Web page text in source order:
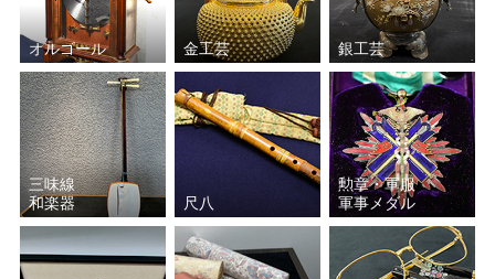
オルゴール 金工芸 銀工芸
三味線
和楽器
尺八
勲章・軍服
軍事メダル